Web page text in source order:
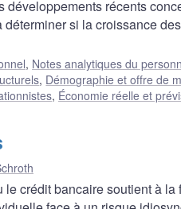
récents
si la croissance
, Notes analytiques du
, Démographie et offre de
, Économie réelle et
le crédit bancaire soutient à la